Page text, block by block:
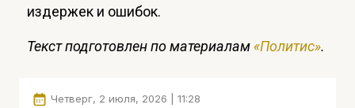
издержек и ошибок.
Текст подготовлен по материалам «Политис».
Четверг, 2 июля, 2026 | 11:28